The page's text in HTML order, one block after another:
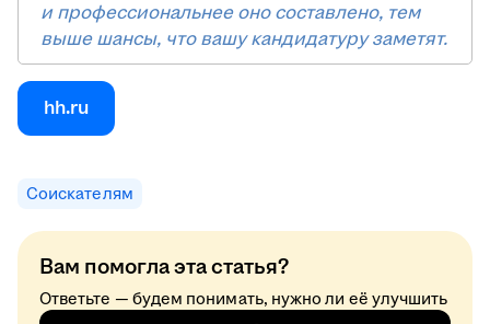
и профессиональнее оно составлено, тем
выше шансы, что вашу кандидатуру заметят.
hh.ru
Соискателям
Вам помогла эта статья?
Ответьте — будем понимать, нужно ли её улучшить